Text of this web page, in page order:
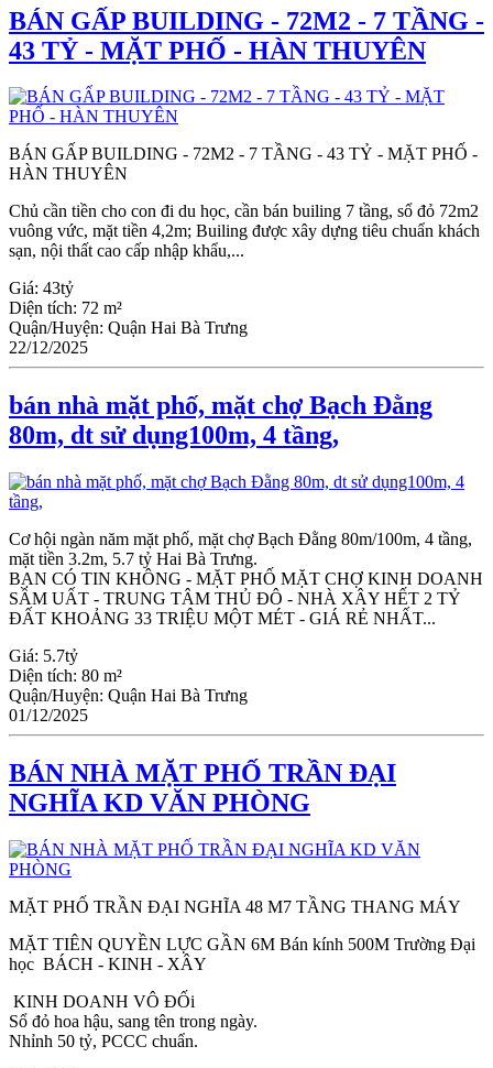
BÁN GẤP BUILDING - 72M2 - 7 TẦNG -
43 TỶ - MẶT PHỐ - HÀN THUYÊN
BÁN GẤP BUILDING - 72M2 - 7 TẦNG - 43 TỶ - MẶT PHỐ -
HÀN THUYÊN
Chủ cần tiền cho con đi du học, cần bán builing 7 tầng, sổ đỏ 72m2
vuông vức, mặt tiền 4,2m; Builing được xây dựng tiêu chuẩn khách
sạn, nội thất cao cấp nhập khẩu,...
Giá: 43tỷ
Diện tích: 72 m²
Quận/Huyện: Quận Hai Bà Trưng
22/12/2025
bán nhà mặt phố, mặt chợ Bạch Đằng
80m, dt sử dụng100m, 4 tầng,
Cơ hội ngàn năm mặt phố, mặt chợ Bạch Đằng 80m/100m, 4 tầng,
mặt tiền 3.2m, 5.7 tỷ Hai Bà Trưng.
BẠN CÓ TIN KHÔNG - MẶT PHỐ MẶT CHỢ KINH DOANH
SẦM UẤT - TRUNG TÂM THỦ ĐÔ - NHÀ XÂY HẾT 2 TỶ
ĐẤT KHOẢNG 33 TRIỆU MỘT MÉT - GIÁ RẺ NHẤT...
Giá: 5.7tỷ
Diện tích: 80 m²
Quận/Huyện: Quận Hai Bà Trưng
01/12/2025
BÁN NHÀ MẶT PHỐ TRẦN ĐẠI
NGHĨA KD VĂN PHÒNG
MẶT PHỐ TRẦN ĐẠI NGHĨA 48 M7 TẦNG THANG MÁY
MẶT TIÊN QUYỀN LỰC GẦN 6M Bán kính 500M Trường Đại
học BÁCH - KINH - XÂY
KINH DOANH VÔ ĐỐi
Sổ đỏ hoa hậu, sang tên trong ngày.
Nhỉnh 50 tỷ, PCCC chuẩn.